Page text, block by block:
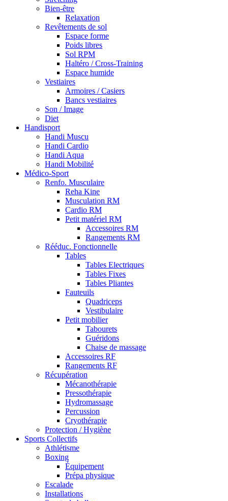
Bien-être
Relaxation
Revêtements de sol
Espace forme
Poids libres
Sol RPM
Haltéro / Cross-Training
Espace humide
Vestiaires
Armoires / Casiers
Bancs vestiaires
Son / Image
Diet
Handisport
Handi Muscu
Handi Cardio
Handi Aqua
Handi Mobilité
Médico-Sport
Renfo. Musculaire
Reha Kine
Musculation RM
Cardio RM
Petit matériel RM
Accessoires RM
Rangements RM
Rééduc. Fonctionnelle
Tables
Tables Electriques
Tables Fixes
Tables Pliantes
Fauteuils
Quadriceps
Vestibulaire
Petit mobilier
Tabourets
Guéridons
Chaise de massage
Accessoires RF
Rangements RF
Récupération
Mécanothérapie
Pressothérapie
Hydromassage
Percussion
Cryothérapie
Protection / Hygiène
Sports Collectifs
Athlétisme
Boxing
Équipement
Prépa physique
Escalade
Installations